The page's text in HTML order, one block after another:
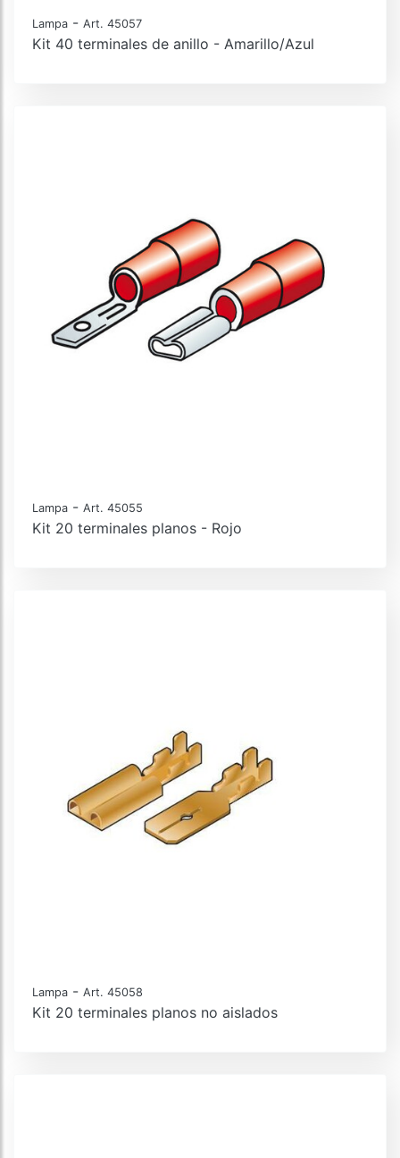
Lampa - Art. 45057
Kit 40 terminales de anillo - Amarillo/Azul
Lampa - Art. 45055
Kit 20 terminales planos - Rojo
Lampa - Art. 45058
Kit 20 terminales planos no aislados